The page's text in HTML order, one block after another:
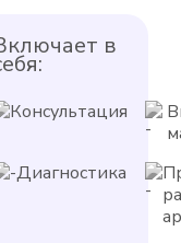
в
Консультация
Диагностика